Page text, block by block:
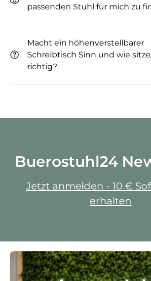
passenden Stuhl für mich zu
Macht ein höhenverstellbarer
Schreibtisch Sinn und wie
richtig?
Buerostuhl24
Jetzt anmelden - 10 €
erhalten